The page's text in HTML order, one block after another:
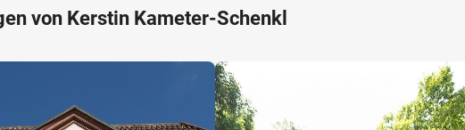
von Kerstin Kameter-Schenkl